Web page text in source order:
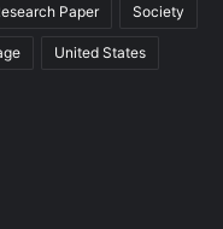
Paper Society
United States